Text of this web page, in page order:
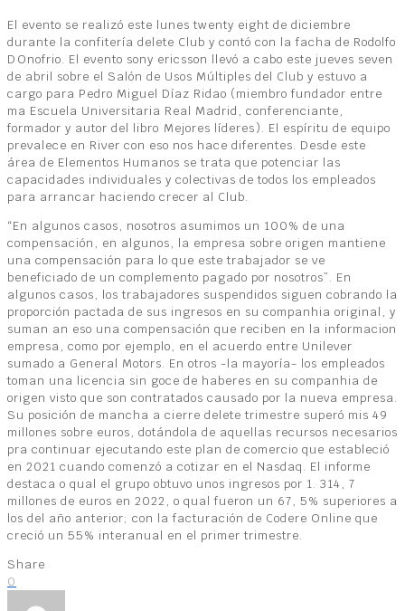
El evento se realizó este lunes twenty eight de diciembre
durante la confitería delete Club y contó con la facha de Rodolfo
DOnofrio. El evento sony ericsson llevó a cabo este jueves seven
de abril sobre el Salón de Usos Múltiples del Club y estuvo a
cargo para Pedro Miguel Díaz Ridao (miembro fundador entre
ma Escuela Universitaria Real Madrid, conferenciante,
formador y autor del libro Mejores líderes). El espíritu de equipo
prevalece en River con eso nos hace diferentes. Desde este
área de Elementos Humanos se trata que potenciar las
capacidades individuales y colectivas de todos los empleados
para arrancar haciendo crecer al Club.
“En algunos casos, nosotros asumimos un 100% de una
compensación, en algunos, la empresa sobre origen mantiene
una compensación para lo que este trabajador se ve
beneficiado de un complemento pagado por nosotros”. En
algunos casos, los trabajadores suspendidos siguen cobrando la
proporción pactada de sus ingresos en su companhia original, y
suman an eso una compensación que reciben en la informacion
empresa, como por ejemplo, en el acuerdo entre Unilever
sumado a General Motors. En otros -la mayoría- los empleados
toman una licencia sin goce de haberes en su companhia de
origen visto que son contratados causado por la nueva empresa.
Su posición de mancha a cierre delete trimestre superó mis 49
millones sobre euros, dotándola de aquellas recursos necesarios
pra continuar ejecutando este plan de comercio que estableció
en 2021 cuando comenzó a cotizar en el Nasdaq. El informe
destaca o qual el grupo obtuvo unos ingresos por 1. 314, 7
millones de euros en 2022, o qual fueron un 67, 5% superiores a
los del año anterior; con la facturación de Codere Online que
creció un 55% interanual en el primer trimestre.
Share
0